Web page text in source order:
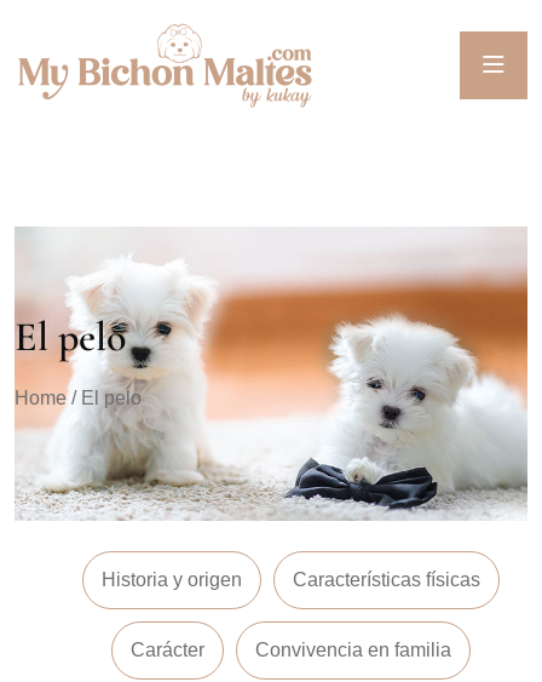
El pelo
Home/ El pelo
Historia y origen Características físicas
Carácter Convivencia en familia